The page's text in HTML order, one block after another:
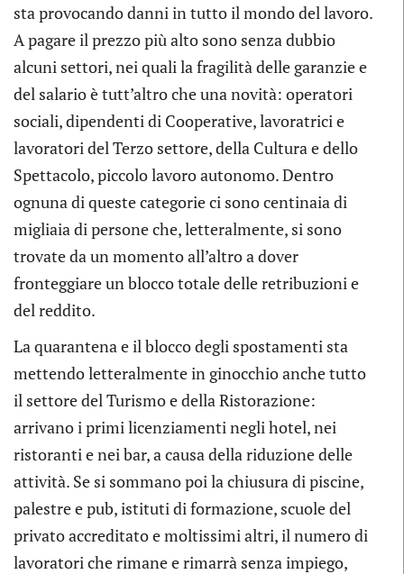
sta provocando danni in tutto il mondo del lavoro.
A pagare il prezzo più alto sono senza dubbio
alcuni settori, nei quali la fragilità delle garanzie e
del salario è tutt’altro che una novità: operatori
sociali, dipendenti di Cooperative, lavoratrici e
lavoratori del Terzo settore, della Cultura e dello
Spettacolo, piccolo lavoro autonomo. Dentro
ognuna di queste categorie ci sono centinaia di
migliaia di persone che, letteralmente, si sono
trovate da un momento all’altro a dover
fronteggiare un blocco totale delle retribuzioni e
del reddito.
La quarantena e il blocco degli spostamenti sta
mettendo letteralmente in ginocchio anche tutto
il settore del Turismo e della Ristorazione:
arrivano i primi licenziamenti negli hotel, nei
ristoranti e nei bar, a causa della riduzione delle
attività. Se si sommano poi la chiusura di piscine,
palestre e pub, istituti di formazione, scuole del
privato accreditato e moltissimi altri, il numero di
lavoratori che rimane e rimarrà senza impiego,